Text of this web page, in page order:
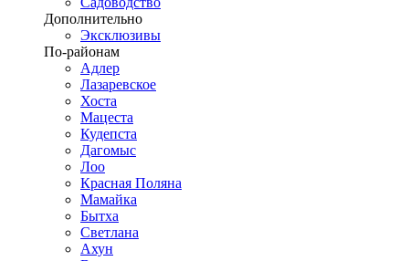
Дополнительно
Эксклюзивы
По-районам
Адлер
Лазаревское
Хоста
Мацеста
Кудепста
Дагомыс
Лоо
Красная Поляна
Мамайка
Бытха
Светлана
Ахун